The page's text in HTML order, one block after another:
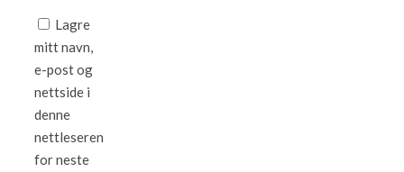
Lagre
mitt navn,
e-post og
nettside i
denne
nettleseren
for neste